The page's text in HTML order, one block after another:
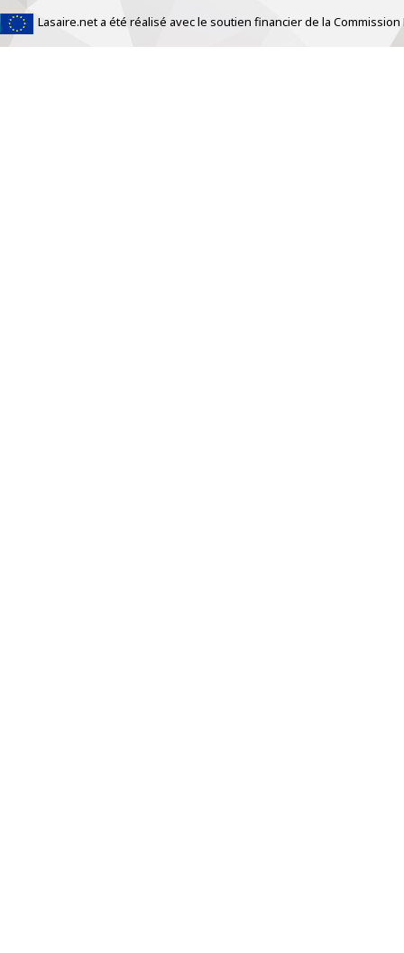
Lasaire.net a été réalisé avec le soutien financier de la
https://www.traditionrolex.com/33